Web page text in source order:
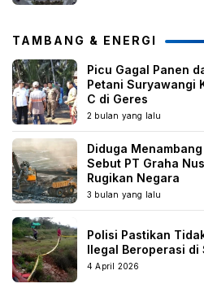
TAMBANG & ENERGI
Picu Gagal Panen
Petani Suryawangi
C di Geres
2 bulan yang lalu
Diduga
Sebut PT Graha
Rugikan Negara
3 bulan yang lalu
Polisi Pastikan
Ilegal Beroperasi di
4 April 2026